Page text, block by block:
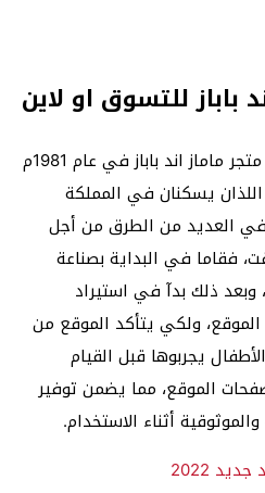
باباز للتسوق او لاين
بدأت فكرة تأسيس موقع أو متجر ماماز اند باباز في عام 1981م
يسكنان في المملكة
في العديد من الطرق من أجل
فقاما في البداية بصناعة
وبعد ذلك بدآ في استيراد
ولكي يتأكد الموقع من
يجربوها قبل القيام
الموقع، مما يضمن توفير
أثناء الاستخدام.
2022